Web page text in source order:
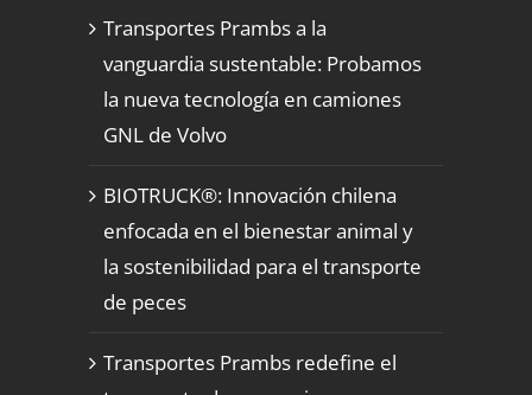
Transportes Prambs a la
vanguardia sustentable: Probamos
la nueva tecnología en camiones
GNL de Volvo
BIOTRUCK®: Innovación chilena
enfocada en el bienestar animal y
la sostenibilidad para el transporte
de peces
Transportes Prambs redefine el